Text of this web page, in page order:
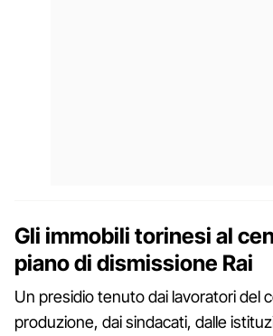
Gli immobili torinesi al
piano di dismissione Rai
Un presidio tenuto dai lavoratori del
produzione, dai sindacati, dalle